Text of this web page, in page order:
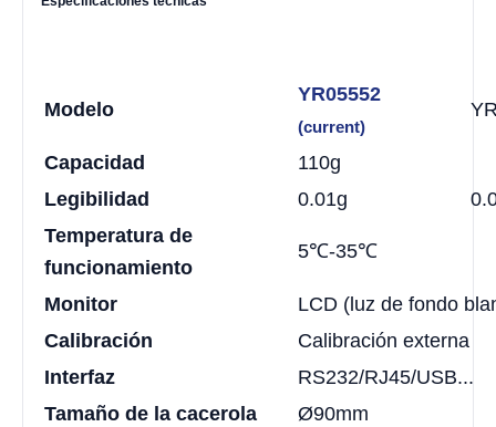
Modelo
YR05552
(current)
Capacidad
110g
Legibilidad
0.01g
Temperatura de
funcionamiento
5℃-35℃
Monitor
LCD (luz de fondo
Calibración
Calibración externa
Interfaz
RS232/RJ45/USB...
Tamaño de la cacerola
Ø90mm